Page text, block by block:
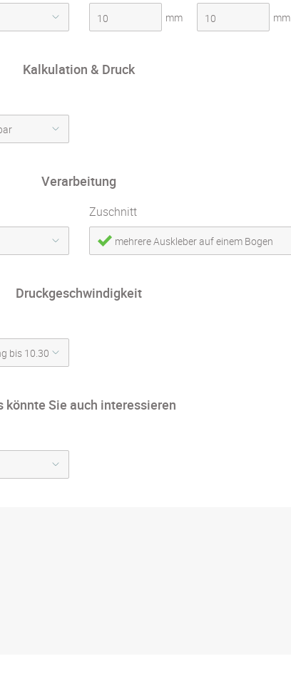
mm mm
Kalkulation & Druck
Verarbeitung
Zuschnitt
mehrere Auskleber auf einem Bogen
Druckgeschwindigkeit
bis 10.30
könnte Sie auch interessieren